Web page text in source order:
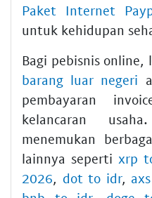
Paket Internet
untuk kehidupan
Bagi pebisnis online,
barang luar negeri
pembayaran
kelancaran
menemukan
lainnya seperti xrp
2026, dot to idr,